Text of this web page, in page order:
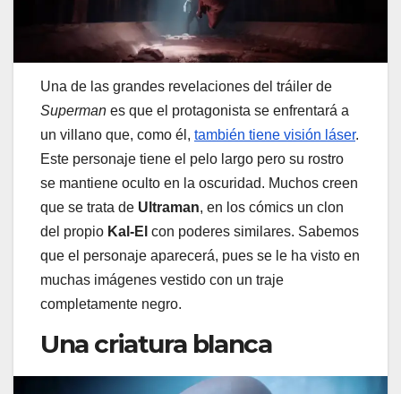
Una de las grandes revelaciones del tráiler de
Superman es que el protagonista se enfrentará a
un villano que, como él, también tiene visión láser.
Este personaje tiene el pelo largo pero su rostro
se mantiene oculto en la oscuridad. Muchos creen
que se trata de Ultraman, en los cómics un clon
del propio Kal-El con poderes similares. Sabemos
que el personaje aparecerá, pues se le ha visto en
muchas imágenes vestido con un traje
completamente negro.
Una criatura blanca